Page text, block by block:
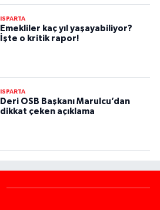
ISPARTA
Emekliler kaç yıl yaşayabiliyor?
İşte o kritik rapor!
ISPARTA
Deri OSB Başkanı Marulcu’dan
dikkat çeken açıklama